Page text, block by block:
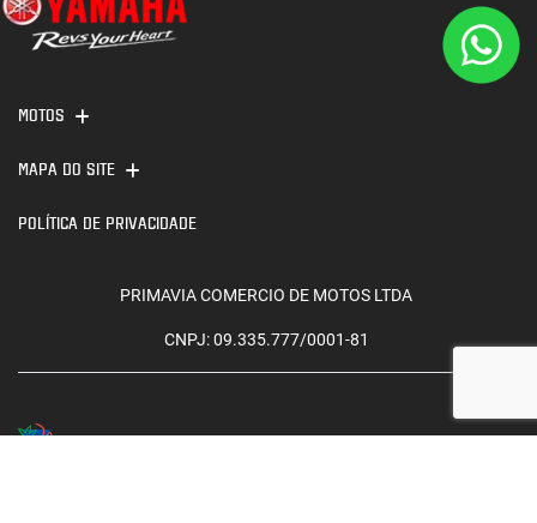
MOTOS
MAPA DO SITE
POLÍTICA DE PRIVACIDADE
PRIMAVIA COMERCIO DE MOTOS LTDA
CNPJ: 09.335.777/0001-81